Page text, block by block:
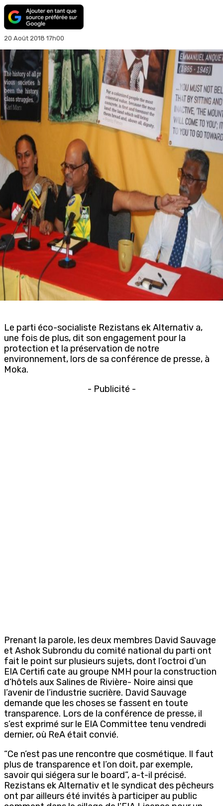
20 Août 2018 17h00
Le parti éco-socialiste Rezistans ek Alternativ a,
une fois de plus, dit son engagement pour la
protection et la préservation de notre
environnement, lors de sa conférence de presse, à
Moka.
- Publicité -
Prenant la parole, les deux membres David Sauvage
et Ashok Subrondu du comité national du parti ont
fait le point sur plusieurs sujets, dont l’octroi d’un
EIA Certifi cate au groupe NMH pour la construction
d’hôtels aux Salines de Rivière- Noire ainsi que
l’avenir de l’industrie sucrière. David Sauvage
demande que les choses se fassent en toute
transparence. Lors de la conférence de presse, il
s’est exprimé sur le EIA Committee tenu vendredi
dernier, où ReA était convié.
“Ce n’est pas une rencontre que cosmétique. Il faut
plus de transparence et l’on doit, par exemple,
savoir qui siégera sur le board”, a-t-il précisé.
Rezistans ek Alternativ et le syndicat des pêcheurs
ont par ailleurs été invités à participer au public